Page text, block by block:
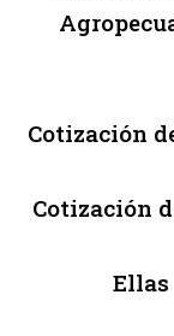
Cotización
Cotización
Ellas